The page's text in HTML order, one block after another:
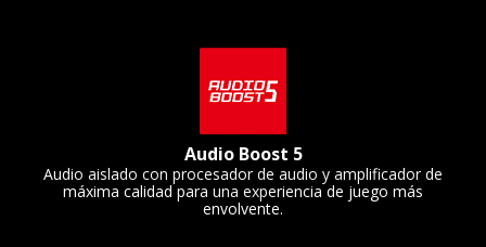
Audio Boost 5
Audio aislado con procesador de audio y amplificador de
máxima calidad para una experiencia de juego más
envolvente.